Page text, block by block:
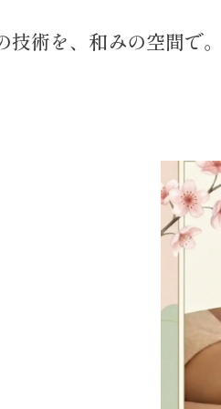
技術を、和みの空間で